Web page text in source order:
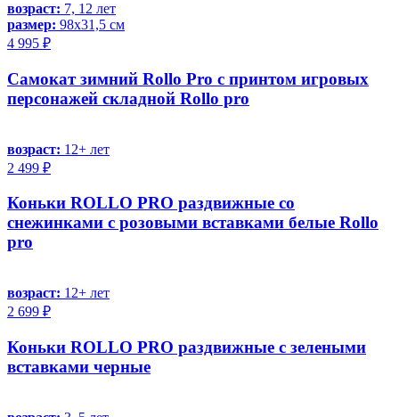
возраст: 7, 12 лет
размер: 98х31,5 см
4 995 ₽
Самокат зимний Rollo Pro с принтом игровых
персонажей складной Rollo pro
возраст: 12+ лет
2 499 ₽
Коньки ROLLO PRO раздвижные со
снежинками с розовыми вставками белые Rollo
pro
возраст: 12+ лет
2 699 ₽
Коньки ROLLO PRO раздвижные с зелеными
вставками черные